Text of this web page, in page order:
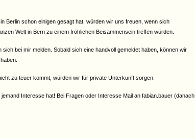
Berlin schon einigen gesagt hat, würden wir uns freuen, wenn sich
Welt in Bern zu einem fröhlichen Beisammensein treffen würden.
sich bei mir melden. Sobald sich eine handvoll gemeldet haben, können wir
zu teuer kommt, würden wir für private Unterkunft sorgen.
Interesse hat! Bei Fragen oder Interesse Mail an fabian.bauer (danach